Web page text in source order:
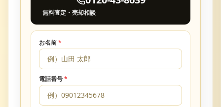
無料査定・売却相談
お名前*
電話番号*